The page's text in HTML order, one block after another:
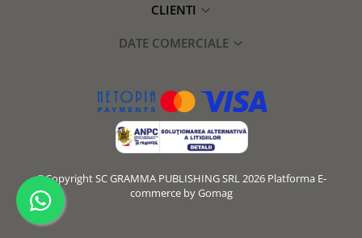
CLIENTI
DATE COMERCIALE
©Copyright SC GRAMMA PUBLISHING SRL 2026 Platforma E-
commerce by Gomag